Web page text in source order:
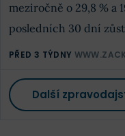
meziročně o 29,8 % a
posledních 30 dní
PŘED 3 TÝDNY
Další